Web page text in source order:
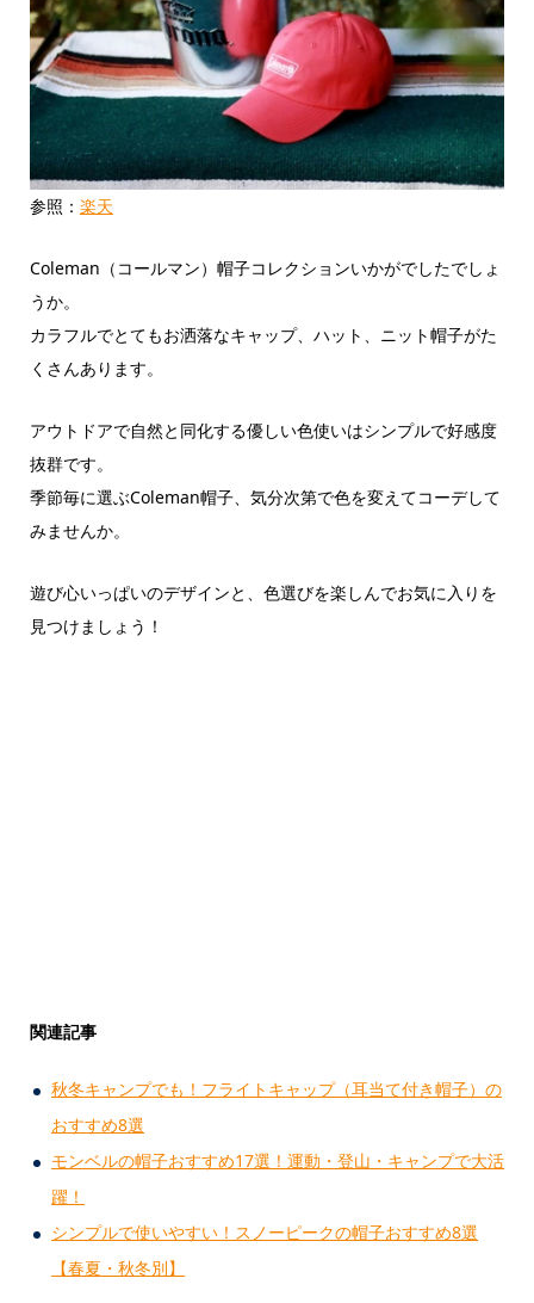
参照： 楽天
Coleman（コールマン）帽子コレクションいかがでしたでしょ
うか。
カラフルでとてもお洒落なキャップ、ハット、ニット帽子がた
くさんあります。
アウトドアで自然と同化する優しい色使いはシンプルで好感度
抜群です。
季節毎に選ぶColeman帽子、気分次第で色を変えてコーデして
みませんか。
遊び心いっぱいのデザインと、色選びを楽しんでお気に入りを
見つけましょう！
関連記事
秋冬キャンプでも！フライトキャップ（耳当て付き帽子）の
おすすめ8選
モンベルの帽子おすすめ17選！運動・登山・キャンプで大活
躍！
シンプルで使いやすい！スノーピークの帽子おすすめ8選
【春夏・秋冬別】